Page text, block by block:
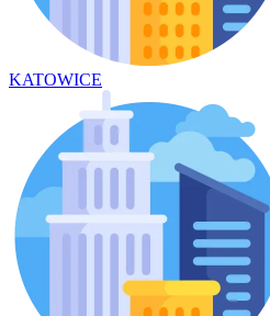
KATOWICE